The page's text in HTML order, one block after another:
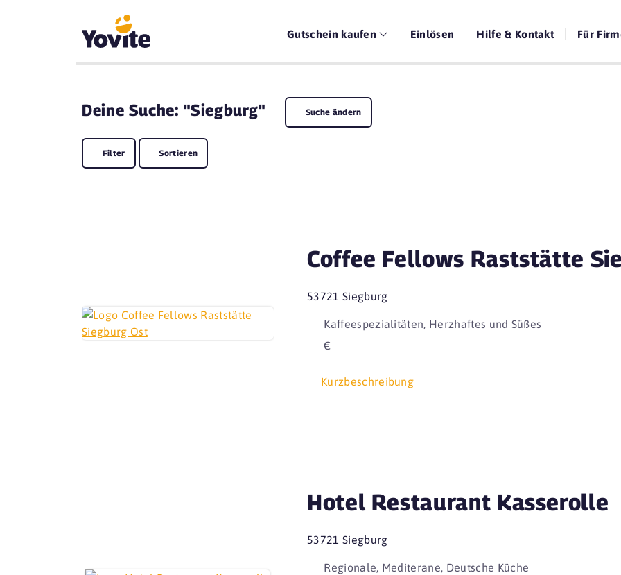
Gutschein kaufen Einlösen Hilfe & Kontakt Für
Deine Suche: "Siegburg" Suche ändern
Filter Sortieren
Coffee Fellows Raststätte
53721 Siegburg
Kaffeespezialitäten, Herzhaftes und Süßes
€
Kurzbeschreibung
Hotel Restaurant Kasserolle
53721 Siegburg
Regionale, Mediterane, Deutsche Küche